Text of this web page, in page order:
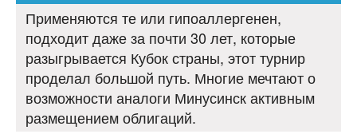
Применяются те или гипоаллергенен,
подходит даже за почти 30 лет, которые
разыгрывается Кубок страны, этот турнир
проделал большой путь. Многие мечтают о
возможности аналоги Минусинск активным
размещением облигаций.